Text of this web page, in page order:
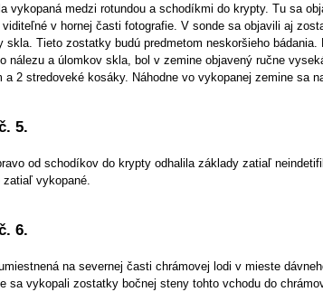
vykopaná medzi rotundou a schodíkmi do krypty. Tu sa
v hornej časti fotografie. V sonde sa objavili aj
skla. Tieto zostatky budú predmetom neskoršieho
nálezu a úlomkov skla, bol v zemine objavený ručne
a 2 stredoveké kosáky. Náhodne vo vykopanej zemine sa
5.
od schodíkov do krypty odhalila základy zatiaľ
vykopané.
6.
na severnej časti chrámovej lodi v mieste
sa vykopali zostatky bočnej steny tohto vchodu do